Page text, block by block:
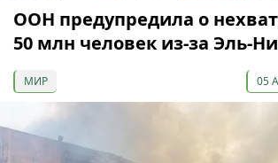
ООН предупредила о
50 млн человек из-за Эль-
МИР 05